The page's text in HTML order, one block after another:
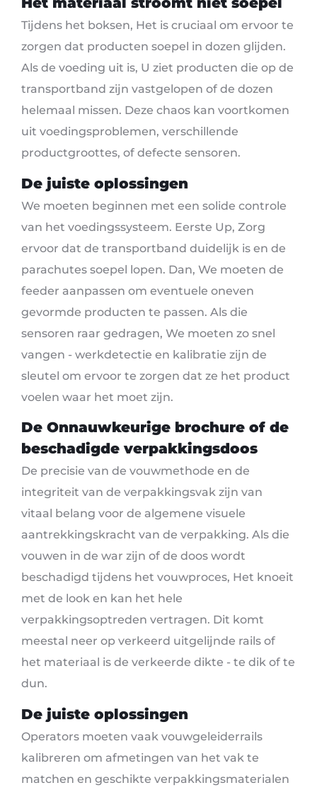
Tijdens het boksen, Het is cruciaal om ervoor te
zorgen dat producten soepel in dozen glijden.
Als de voeding uit is, U ziet producten die op de
transportband zijn vastgelopen of de dozen
helemaal missen. Deze chaos kan voortkomen
uit voedingsproblemen, verschillende
productgroottes, of defecte sensoren.
De juiste oplossingen
We moeten beginnen met een solide controle
van het voedingssysteem. Eerste Up, Zorg
ervoor dat de transportband duidelijk is en de
parachutes soepel lopen. Dan, We moeten de
feeder aanpassen om eventuele oneven
gevormde producten te passen. Als die
sensoren raar gedragen, We moeten zo snel
vangen - werkdetectie en kalibratie zijn de
sleutel om ervoor te zorgen dat ze het product
voelen waar het moet zijn.
De Onnauwkeurige brochure of de
beschadigde verpakkingsdoos
De precisie van de vouwmethode en de
integriteit van de verpakkingsvak zijn van
vitaal belang voor de algemene visuele
aantrekkingskracht van de verpakking. Als die
vouwen in de war zijn of de doos wordt
beschadigd tijdens het vouwproces, Het knoeit
met de look en kan het hele
verpakkingsoptreden vertragen. Dit komt
meestal neer op verkeerd uitgelijnde rails of
het materiaal is de verkeerde dikte - te dik of te
dun.
De juiste oplossingen
Operators moeten vaak vouwgeleiderrails
kalibreren om afmetingen van het vak te
matchen en geschikte verpakkingsmaterialen